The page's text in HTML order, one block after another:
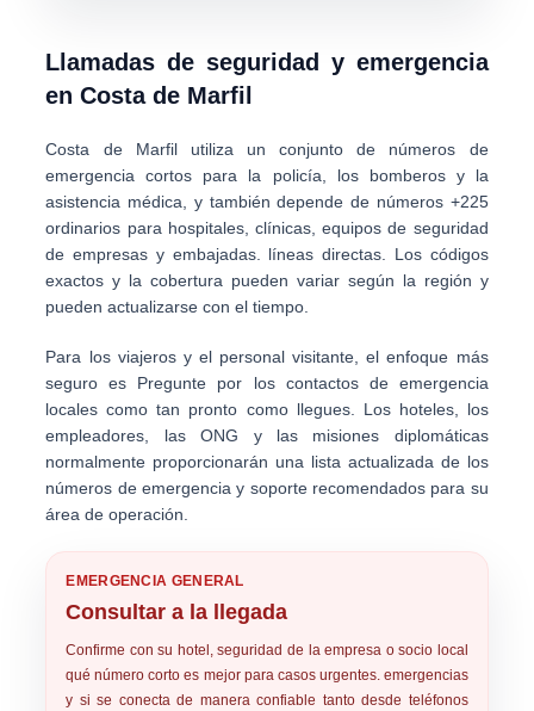
Llamadas de seguridad y emergencia
en Costa de Marfil
Costa de Marfil utiliza un conjunto de números de
emergencia cortos para la policía, los bomberos y la
asistencia médica, y también depende de números +225
ordinarios para hospitales, clínicas, equipos de seguridad
de empresas y embajadas. líneas directas. Los códigos
exactos y la cobertura pueden variar según la región y
pueden actualizarse con el tiempo.
Para los viajeros y el personal visitante, el enfoque más
seguro es Pregunte por los contactos de emergencia
locales como tan pronto como llegues. Los hoteles, los
empleadores, las ONG y las misiones diplomáticas
normalmente proporcionarán una lista actualizada de los
números de emergencia y soporte recomendados para su
área de operación.
EMERGENCIA GENERAL
Consultar a la llegada
Confirme con su hotel, seguridad de la empresa o socio local
qué número corto es mejor para casos urgentes. emergencias
y si se conecta de manera confiable tanto desde teléfonos